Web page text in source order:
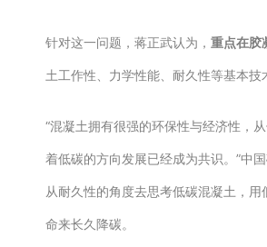
针对这一问题，蒋正武认为， 重点在胶
土工作性、力学性能、耐久性等基本
“混凝土拥有很强的环保性与经济性，
着低碳的方向发展已经成为共识。”中
从耐久性的角度去思考低碳混凝土，
命来长久降碳。